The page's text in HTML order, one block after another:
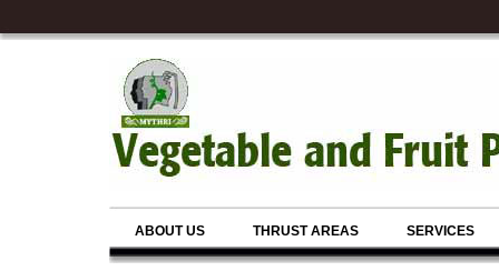
ABOUT US THRUST AREAS SERVICES